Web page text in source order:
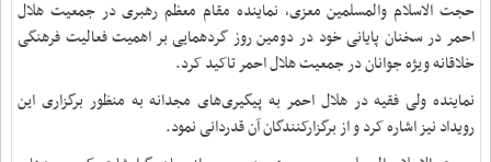
حجت الاسلام والمسلمین معزی، نماینده مقام معظم رهبری در جمعیت هلال
احمر در سخنان پایانی خود در دومین روز گردهمایی بر اهمیت فعالیت‌ فرهنگی
خلاقانه ویژه جوانان در جمعیت هلال احمر تاکید کرد.
نماینده ولی فقیه در هلال احمر به پیگیری‌های مجدانه به منظور برگزاری این
رویداد نیز اشاره کرد و از برگزارکنندگان آن قدردانی نمود.